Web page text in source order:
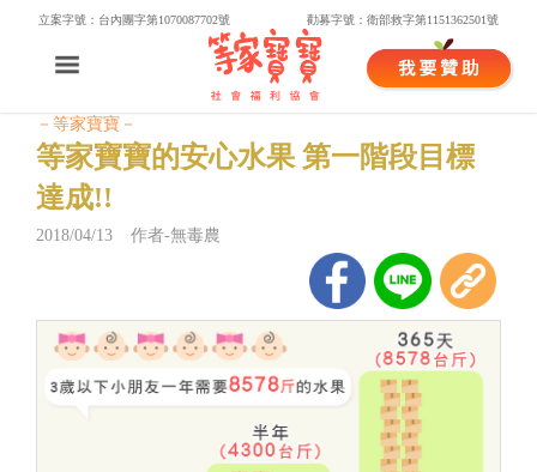
立案字號：台內團字第1070087702號 勸募字號：衛部救字第1151362501號
－等家寶寶－
等家寶寶的安心水果 第一階段目標
達成!!
2018/04/13 作者-無毒農